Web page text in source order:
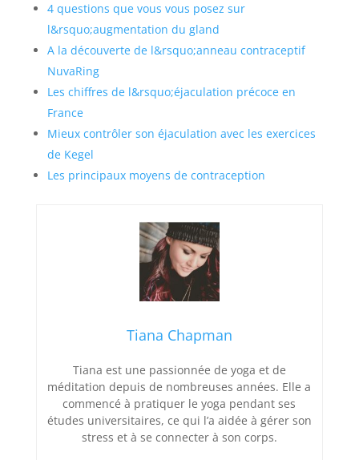
4 questions que vous vous posez sur
l&rsquo;augmentation du gland
A la découverte de l&rsquo;anneau contraceptif
NuvaRing
Les chiffres de l&rsquo;éjaculation précoce en
France
Mieux contrôler son éjaculation avec les exercices
de Kegel
Les principaux moyens de contraception
Tiana Chapman
Tiana est une passionnée de yoga et de
méditation depuis de nombreuses années. Elle a
commencé à pratiquer le yoga pendant ses
études universitaires, ce qui l’a aidée à gérer son
stress et à se connecter à son corps.